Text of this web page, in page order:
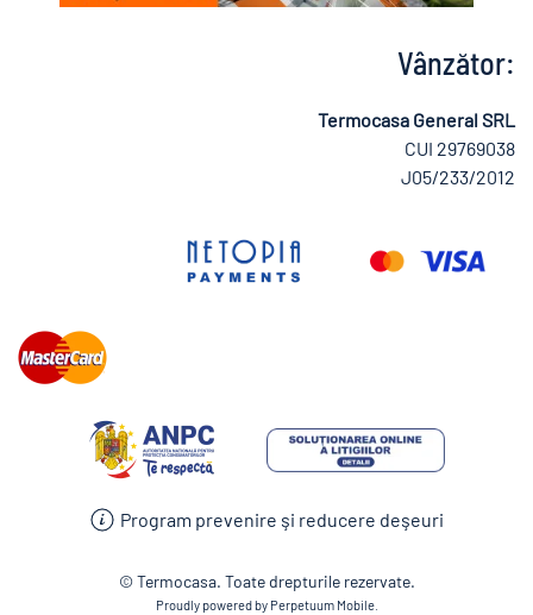
Vânzător:
Termocasa General SRL
CUI 29769038
J05/233/2012
Program prevenire şi reducere deşeuri
© Termocasa. Toate drepturile rezervate.
Proudly powered by Perpetuum Mobile.